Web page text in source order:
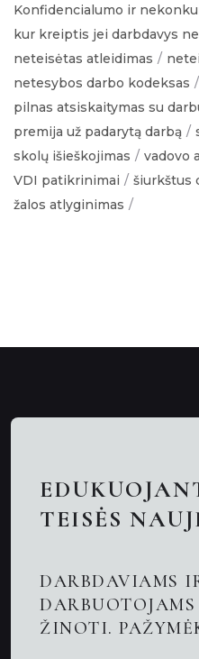
Konfidencialumo ir
kur kreiptis jei darbdavys
neteisėtas atleidimas
netesybos darbo kodeksas
pilnas atsiskaitymas su
premija už padarytą darbą
skolų išieškojimas
vadovo
VDI patikrinimai
šiurkštus
žalos atlyginimas
Nuotolinės
Advokatas
TEISĖS
DARBDAVIAMS
ŽINOTI.